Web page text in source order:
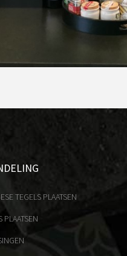
TEGELS PLAATSEN
PLAATSEN